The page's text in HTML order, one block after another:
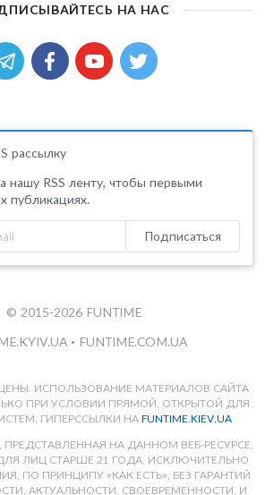
НА НАС
рассылку
нашу RSS ленту, чтобы первыми
публикациях.
Подписаться
© 2015-2026 FUNTIME
• FUNTIME.COM.UA
ИСПОЛЬЗОВАНИЕ МАТЕРИАЛОВ САЙТА
ПРИ УСЛОВИИ ПРЯМОЙ, ОТКРЫТОЙ ДЛЯ
ГИПЕРССЫЛКИ НА FUNTIME.KIEV.UA
НА ДАННОМ ВЕБ-РЕСУРСЕ,
ЛИЦ СТАРШЕ 21 ГОДА, ИСКЛЮЧИТЕЛЬНО
ПО ПРИНЦИПУ «КАК ЕСТЬ», БЕЗ ГАРАНТИЙ
АКТУАЛЬНОСТИ, СВОЕВРЕМЕННОСТИ, И